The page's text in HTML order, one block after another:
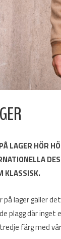
LAGER HÖR
KLASSISK.
på lager gäller
plagg där
färg med